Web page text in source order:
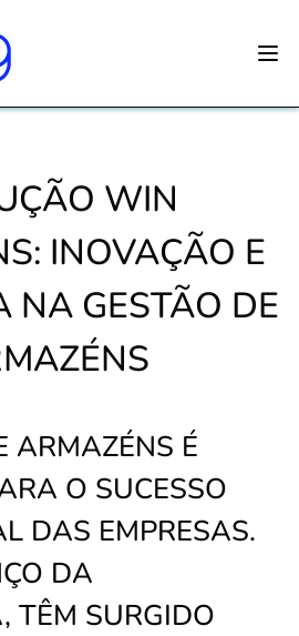
WIN
INOVAÇÃO E
NA GESTÃO DE
ARMAZÉNS É
O SUCESSO
DAS EMPRESAS.
DA
TÊM SURGIDO